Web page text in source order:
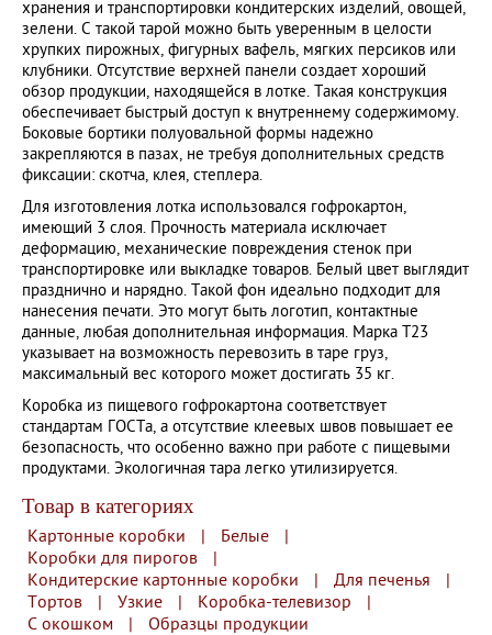
хранения и транспортировки кондитерских изделий, овощей,
зелени. С такой тарой можно быть уверенным в целости
хрупких пирожных, фигурных вафель, мягких персиков или
клубники. Отсутствие верхней панели создает хороший
обзор продукции, находящейся в лотке. Такая конструкция
обеспечивает быстрый доступ к внутреннему содержимому.
Боковые бортики полуовальной формы надежно
закрепляются в пазах, не требуя дополнительных средств
фиксации: скотча, клея, степлера.
Для изготовления лотка использовался гофрокартон,
имеющий 3 слоя. Прочность материала исключает
деформацию, механические повреждения стенок при
транспортировке или выкладке товаров. Белый цвет выглядит
празднично и нарядно. Такой фон идеально подходит для
нанесения печати. Это могут быть логотип, контактные
данные, любая дополнительная информация. Марка Т23
указывает на возможность перевозить в таре груз,
максимальный вес которого может достигать 35 кг.
Коробка из пищевого гофрокартона соответствует
стандартам ГОСТа, а отсутствие клеевых швов повышает ее
безопасность, что особенно важно при работе с пищевыми
продуктами. Экологичная тара легко утилизируется.
Товар в категориях
Картонные коробки | Белые
|
Коробки для пирогов
|
Кондитерские картонные коробки
| Для печенья
|
Тортов
| Узкие | Коробка-телевизор
|
С окошком
| Образцы продукции